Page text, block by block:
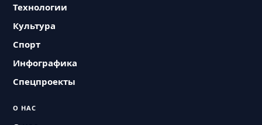
Технологии
Культура
Спорт
Инфографика
Спецпроекты
О НАС